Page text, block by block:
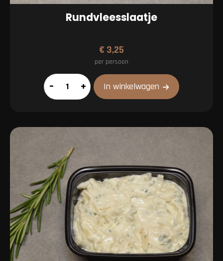
Rundvleesslaatje
€ 3,25
per persoon
Rundvleesslaatje
aantal
– + In winkelwagen